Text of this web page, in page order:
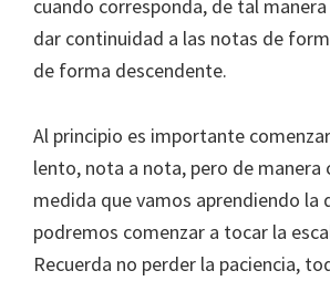
cuando corresponda, de tal
dar continuidad a las notas de
de forma descendente.
Al principio es importante
lento, nota a nota, pero de manera
medida que vamos aprendiendo la
podremos comenzar a tocar la
Recuerda no perder la paciencia,